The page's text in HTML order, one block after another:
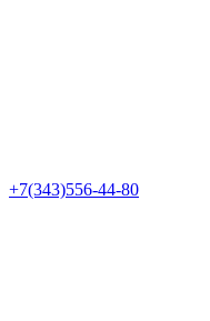
+7(343)556-44-80